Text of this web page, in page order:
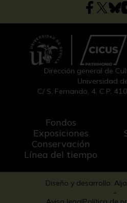
Dirección general de
Universidad
C/ S. Fernando, 4, C.P.
Fondos
Exposiciones
Conservación
Línea del tiempo
Diseño y desarrollo:
-